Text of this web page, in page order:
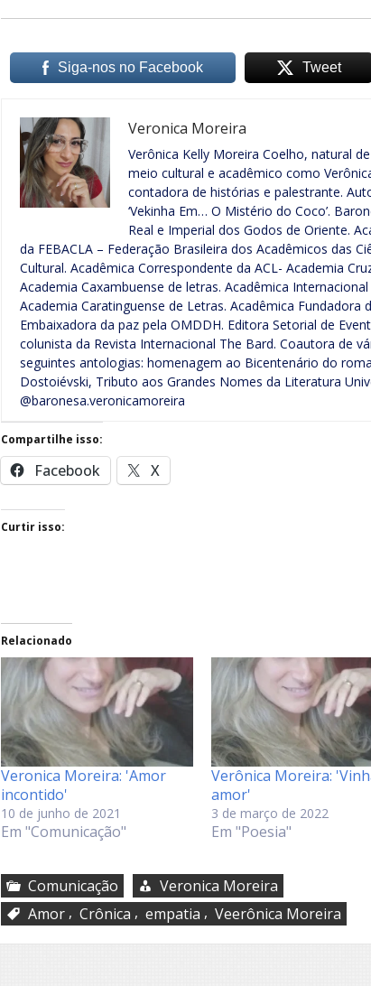
Siga-nos no Facebook Tweet
Veronica Moreira
Verônica Kelly Moreira Coelho, natural
meio cultural e acadêmico como
contadora de histórias e palestrante.
‘Vekinha Em… O Mistério do Coco’.
Real e Imperial dos Godos de Oriente.
da FEBACLA – Federação Brasileira dos Acadêmicos das
Cultural. Acadêmica Correspondente da ACL- Academia
Academia Caxambuense de letras. Acadêmica
Academia Caratinguense de Letras. Acadêmica Fundadora
Embaixadora da paz pela OMDDH. Editora Setorial de
colunista da Revista Internacional The Bard. Coautora de
seguintes antologias: homenagem ao Bicentenário do
Dostoiévski, Tributo aos Grandes Nomes da Literatura
@baronesa.veronicamoreira
Compartilhe isso:
Facebook X
Curtir isso:
Relacionado
Veronica Moreira: 'Amor
incontido'
10 de junho de 2021
Em "Comunicação"
Verônica Moreira:
amor'
3 de março de 2022
Em "Poesia"
Comunicação
Veronica Moreira
Amor , Crônica , empatia , Veerônica Moreira